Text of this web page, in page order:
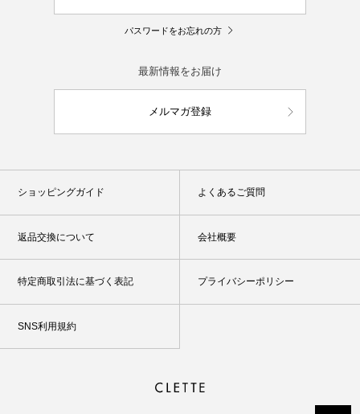
パスワードをお忘れの方
最新情報をお届け
メルマガ登録
ショッピングガイド よくあるご質問
返品交換について 会社概要
特定商取引法に基づく表記 プライバシーポリシー
SNS利用規約